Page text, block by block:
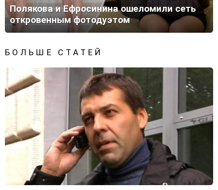
Полякова и Ефросинина ошеломили сеть
откровенным фотодуэтом
БОЛЬШЕ СТАТЕЙ